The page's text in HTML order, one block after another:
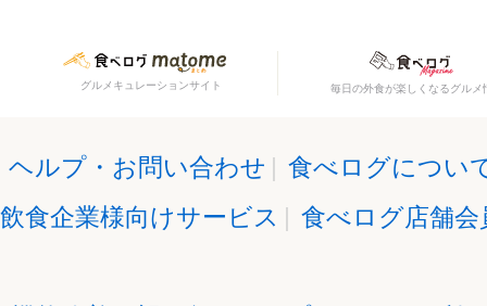
グルメキュレーションサイト 毎日の外食が楽しくなるグルメ
ヘルプ・お問い合わせ | 食べログについ
飲食企業様向けサービス | 食べログ店舗